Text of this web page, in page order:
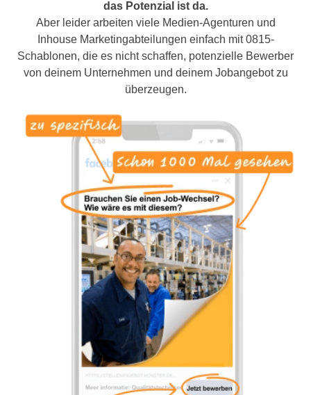
das Potenzial ist da.
Aber leider arbeiten viele Medien-Agenturen und
Inhouse Marketingabteilungen einfach mit 0815-
Schablonen, die es nicht schaffen, potenzielle Bewerber
von deinem Unternehmen und deinem Jobangebot zu
überzeugen.